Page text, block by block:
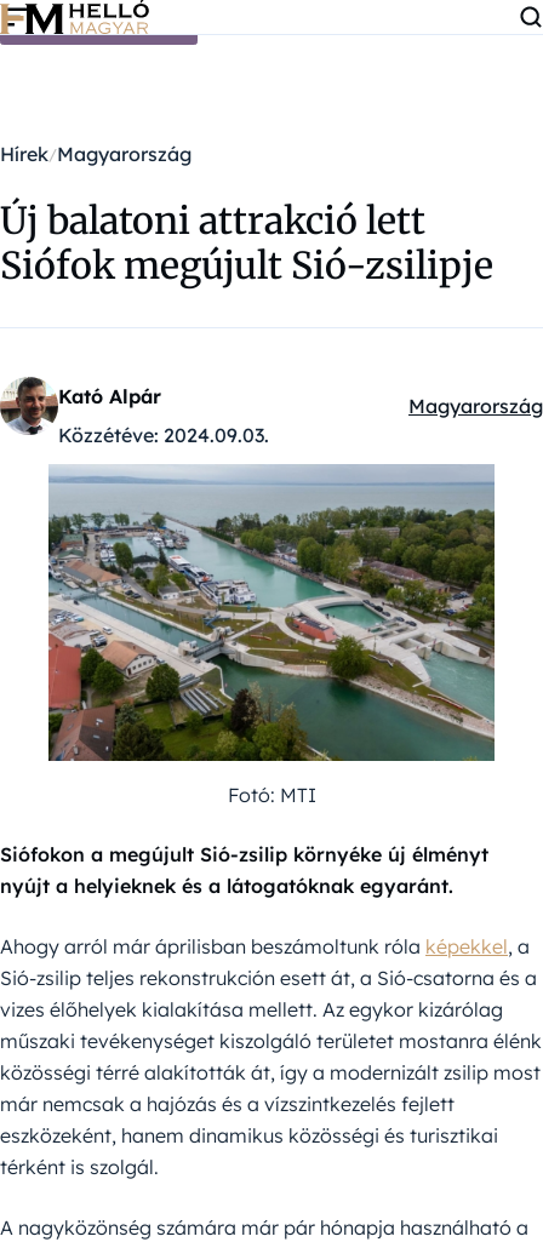
Ugrás a tartalomra
Hírek Magyarország
Új balatoni attrakció lett
Siófok megújult Sió-zsilipje
Kató Alpár
Közzétéve: 2024.09.03.
Kategóriák:
Magyarország
Fotó: MTI
Siófokon a megújult Sió-zsilip környéke új élményt
nyújt a helyieknek és a látogatóknak egyaránt.
Ahogy arról már áprilisban beszámoltunk róla képekkel, a
Sió-zsilip teljes rekonstrukción esett át, a Sió-csatorna és a
vizes élőhelyek kialakítása mellett. Az egykor kizárólag
műszaki tevékenységet kiszolgáló területet mostanra élénk
közösségi térré alakították át, így a modernizált zsilip most
már nemcsak a hajózás és a vízszintkezelés fejlett
eszközeként, hanem dinamikus közösségi és turisztikai
térként is szolgál.
A nagyközönség számára már pár hónapja használható a